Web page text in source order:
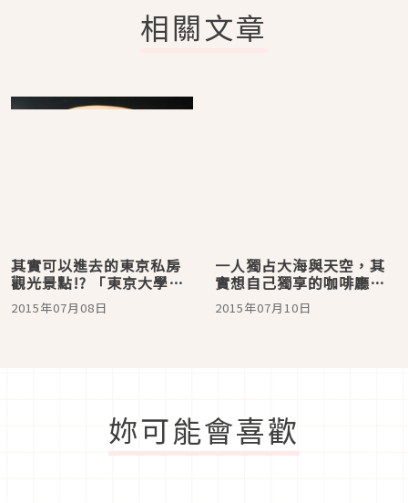
相關文章
其實可以進去的東京私房
觀光景點!? 「東京大學・
本鄉校區」的優質和風咖
啡廳
2015年07月08日
一人獨占大海與天空，其
實想自己獨享的咖啡廳
「南町TERRACE」
2015年07月10日
妳可能會喜歡